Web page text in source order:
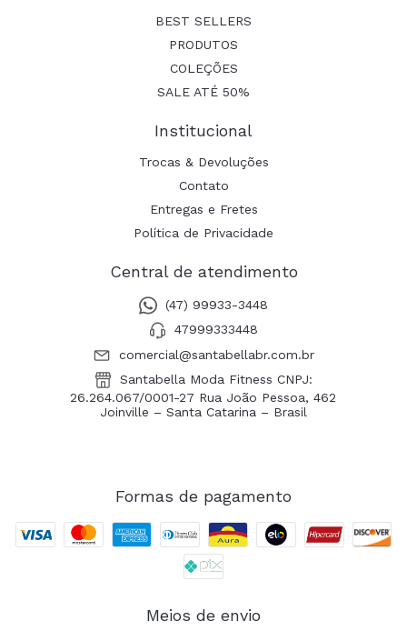
BEST SELLERS
PRODUTOS
COLEÇÕES
SALE ATÉ 50%
Institucional
Trocas & Devoluções
Contato
Entregas e Fretes
Política de Privacidade
Central de atendimento
(47) 99933-3448
47999333448
comercial@santabellabr.com.br
Santabella Moda Fitness CNPJ:
26.264.067/0001-27 Rua João Pessoa, 462
Joinville – Santa Catarina – Brasil
Formas de pagamento
Meios de envio